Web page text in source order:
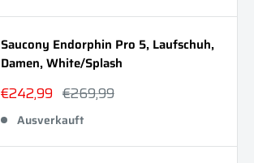
Saucony Endorphin Pro 5, Laufschuh,
Damen, White/Splash
Sonderpreis
€242,99 Normalpreis
€269,99
Ausverkauft